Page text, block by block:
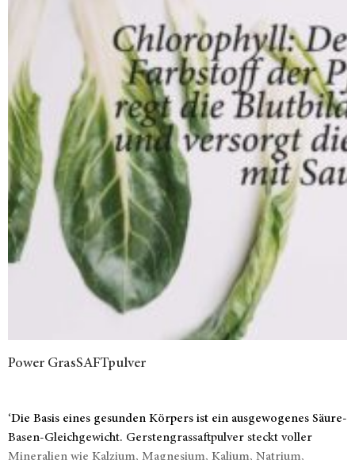
Power GrasSAFTpulver
‘Die Basis eines gesunden Körpers ist ein ausgewogenes Säure-
Basen-Gleichgewicht. Gerstengrassaftpulver steckt voller
Mineralien wie Kalzium, Magnesium, Kalium, Natrium,